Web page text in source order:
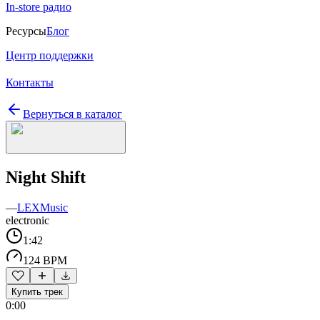
In-store радио
РесурсыБлог
Центр поддержки
Контакты
Вернуться в каталог
Night Shift
—LEXMusic
electronic
1:42
124 BPM
Купить трек
0:00